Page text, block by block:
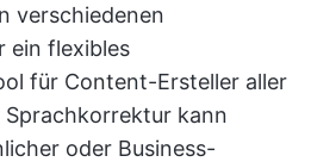
verschiedenen
ein flexibles
für Content-Ersteller aller
Sprachkorrektur kann
oder Business-